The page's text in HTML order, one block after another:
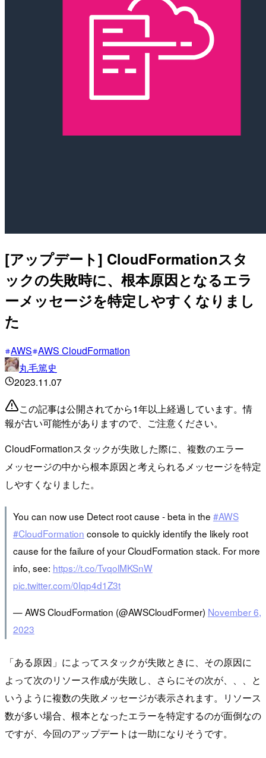
[アップデート] CloudFormationスタ
ックの失敗時に、根本原因となるエラ
ーメッセージを特定しやすくなりまし
た
AWS AWS CloudFormation
丸毛篤史
2023.11.07
この記事は公開されてから1年以上経過しています。情
報が古い可能性がありますので、ご注意ください。
CloudFormationスタックが失敗した際に、複数のエラー
メッセージの中から根本原因と考えられるメッセージを特定
しやすくなりました。
You can now use Detect root cause - beta in the #AWS
#CloudFormation console to quickly identify the likely root
cause for the failure of your CloudFormation stack. For more
info, see: https://t.co/TvqolMKSnW
pic.twitter.com/0Iqp4d1Z3t
— AWS CloudFormation (@AWSCloudFormer) November 6,
2023
「ある原因」によってスタックが失敗ときに、その原因に
よって次のリソース作成が失敗し、さらにその次が、、、と
いうように複数の失敗メッセージが表示されます。リソース
数が多い場合、根本となったエラーを特定するのが面倒なの
ですが、今回のアップデートは一助になりそうです。